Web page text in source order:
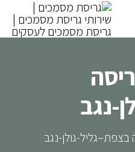
נגב
בצפת–גליל-גולן-נגב